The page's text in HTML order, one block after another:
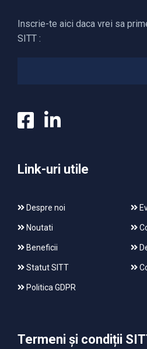
Inscrie-te aici daca vrei sa
SITT :
Link-uri utile
Despre noi
Noutati
Beneficii
Statut SITT
Politica GDPR
Termeni și condiții